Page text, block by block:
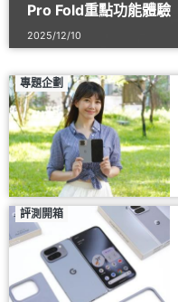
Pro Fold重點功能體驗
2025/12/10
專題企劃
評測開箱